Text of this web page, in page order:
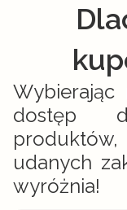
Wybierając
dostęp
udanych
wyróżnia!